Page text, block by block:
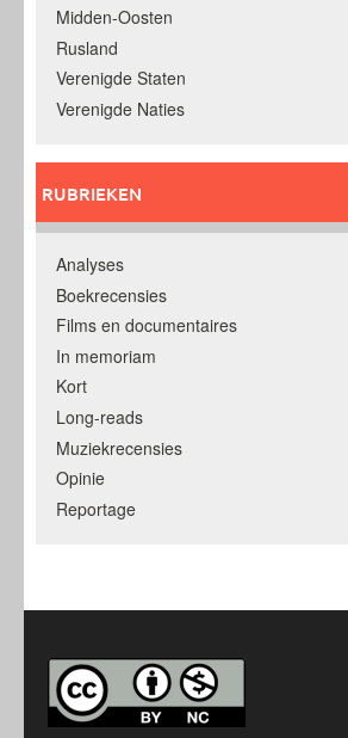
Midden-Oosten
Rusland
Verenigde Staten
Verenigde Naties
RUBRIEKEN
Analyses
Boekrecensies
Films en documentaires
In memoriam
Kort
Long-reads
Muziekrecensies
Opinie
Reportage